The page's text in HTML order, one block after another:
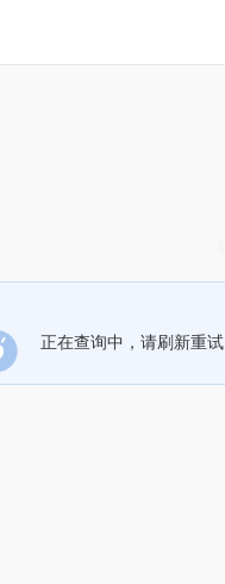
正在查询中，请刷新重试